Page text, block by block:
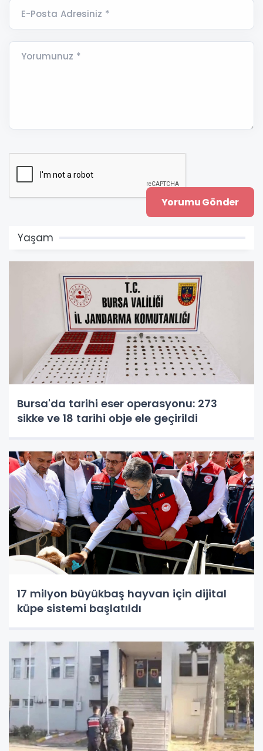
E-Posta Adresiniz *
Yorumunuz *
Yaşam
Bursa'da tarihi eser operasyonu: 273
sikke ve 18 tarihi obje ele geçirildi
17 milyon büyükbaş hayvan için dijital
küpe sistemi başlatıldı